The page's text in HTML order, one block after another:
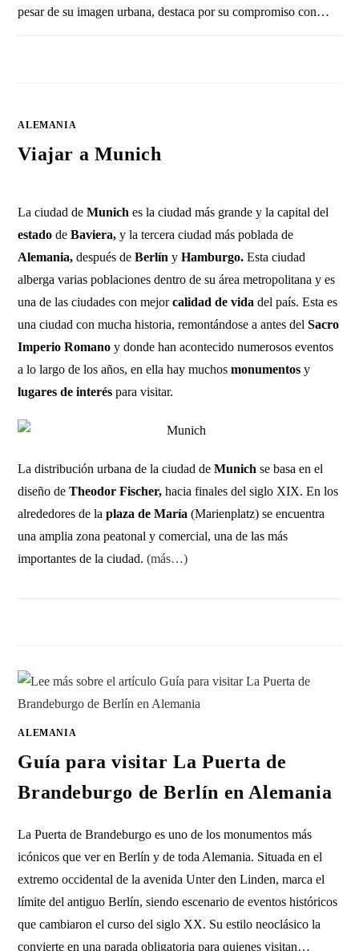
pesar de su imagen urbana, destaca por su compromiso con…
ALEMANIA
Viajar a Munich
La ciudad deMuniches la ciudad más grande y la capital del
estadodeBaviera,y la tercera ciudad más poblada de
Alemania,después deBerlínyHamburgo. Esta ciudad
alberga varias poblaciones dentro de su área metropolitana y es
una de las ciudades con mejorcalidad de vidadel país. Esta es
una ciudad con mucha historia, remontándose a antes delSacro
Imperio Romanoy donde han acontecido numerosos eventos
a lo largo de los años, en ella hay muchosmonumentosy
lugares de interés para visitar.
La distribución urbana de la ciudad deMunichse basa en el
diseño deTheodor Fischer,hacia finales del siglo XIX. En los
alrededores de laplaza de María(Marienplatz) se encuentra
una amplia zona peatonal y comercial, una de las más
importantes de la ciudad.(más…)
ALEMANIA
Guía para visitar La Puerta de
Brandeburgo de Berlín en Alemania
La Puerta de Brandeburgo es uno de los monumentos más
icónicos que ver en Berlín y de toda Alemania. Situada en el
extremo occidental de la avenida Unter den Linden, marca el
límite del antiguo Berlín, siendo escenario de eventos históricos
que cambiaron el curso del siglo XX. Su estilo neoclásico la
convierte en una parada obligatoria para quienes visitan…